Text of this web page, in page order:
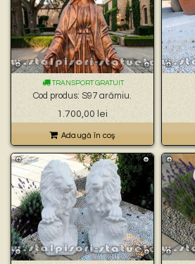
TRANSPORT GRATUIT
Cod produs: S97 arămiu.
1.700,00 lei
Adaugă în coş